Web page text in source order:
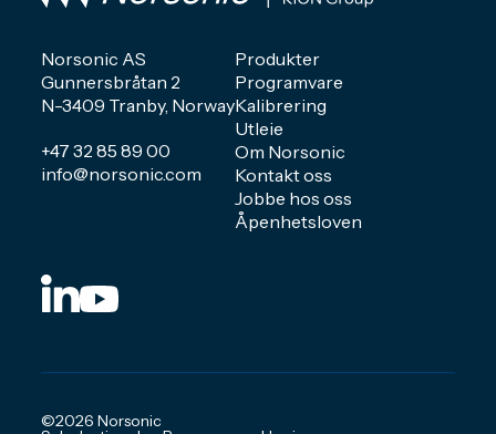
Norsonic AS
Gunnersbråtan 2
N-3409 Tranby, Norway
+47 32 85 89 00
info@norsonic.com
Produkter
Programvare
Kalibrering
Utleie
Om Norsonic
Kontakt oss
Jobbe hos oss
Åpenhetsloven
©2026 Norsonic